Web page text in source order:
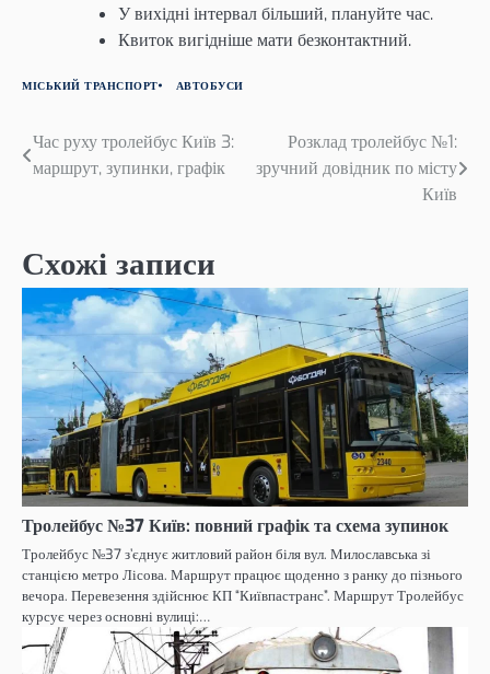
У вихідні інтервал більший, плануйте час.
Квиток вигідніше мати безконтактний.
МІСЬКИЙ ТРАНСПОРТ АВТОБУСИ
Навігація
записів
Час руху тролейбус Київ 3:
маршрут, зупинки, графік
Розклад тролейбус №1:
зручний довідник по місту
Київ
Схожі записи
Тролейбус №37 Київ: повний графік та схема зупинок
Тролейбус №37 з’єднує житловий район біля вул. Милославська зі
станцією метро Лісова. Маршрут працює щоденно з ранку до пізнього
вечора. Перевезення здійснює КП “Київпастранс”. Маршрут Тролейбус
курсує через основні вулиці:…